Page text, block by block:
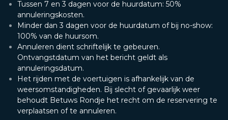
Tussen 7 en 3 dagen voor de huurdatum: 50%
annuleringskosten.
Minder dan 3 dagen voor de huurdatum of bij no-show:
100% van de huursom.
Annuleren dient schriftelijk te gebeuren.
Ontvangstdatum van het bericht geldt als
annuleringsdatum.
Het rijden met de voertuigen is afhankelijk van de
weersomstandigheden. Bij slecht of gevaarlijk weer
behoudt Betuws Rondje het recht om de reservering te
verplaatsen of te annuleren.